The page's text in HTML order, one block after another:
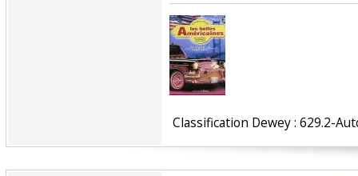
Classification Dewey : 629.2-